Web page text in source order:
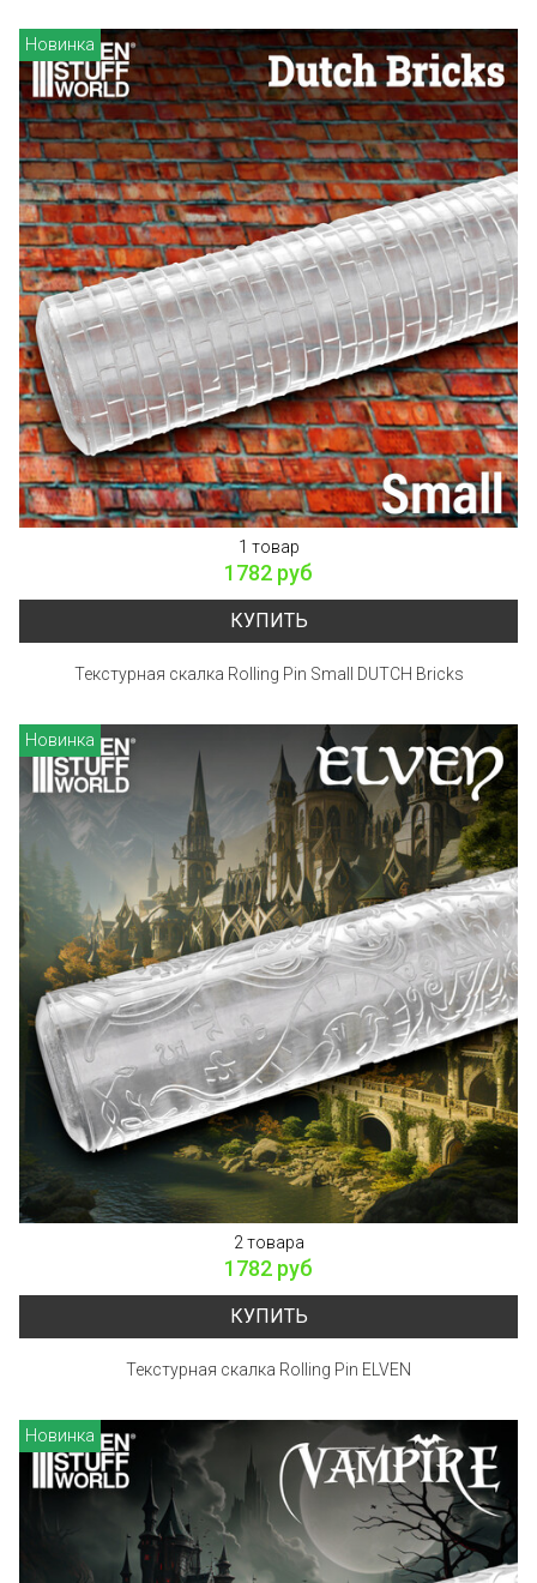
Новинка
1 товар
1782 руб
КУПИТЬ
Текстурная скалка Rolling Pin Small DUTCH Bricks
Новинка
2 товара
1782 руб
КУПИТЬ
Текстурная скалка Rolling Pin ELVEN
Новинка